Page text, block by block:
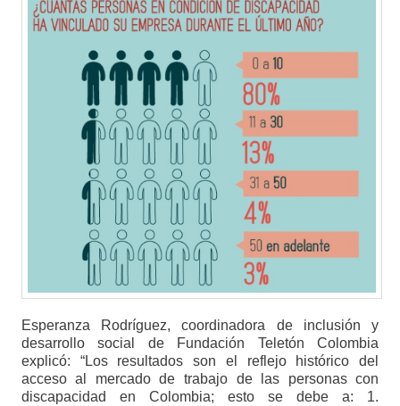
Esperanza Rodríguez, coordinadora de inclusión y
desarrollo social de Fundación Teletón Colombia
explicó: “Los resultados son el reflejo histórico del
acceso al mercado de trabajo de las personas con
discapacidad en Colombia; esto se debe a: 1.